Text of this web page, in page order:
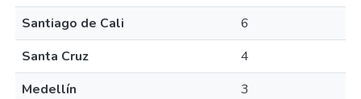
Santiago de Cali
6
Santa Cruz
4
Medellín
3